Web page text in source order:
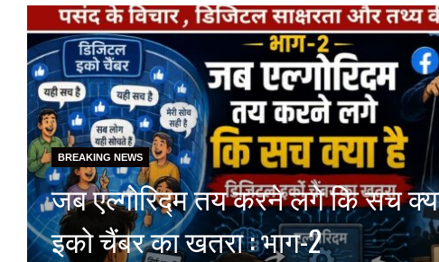
BREAKING NEWS
जब एल्गोरिद्म तय करने लगे कि सच
इको चैंबर का खतरा : भाग-2